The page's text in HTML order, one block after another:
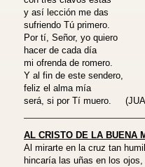
y así lección me das
sufriendo Tú primero.
Por tí, Señor, yo quiero
hacer de cada día
mi ofrenda de romero.
Y al fin de este sendero,
feliz el alma mía
será, si por Tí muero.
AL CRISTO DE LA BUENA
Al mirarte en la cruz tan
hincaría las uñas en los ojos,